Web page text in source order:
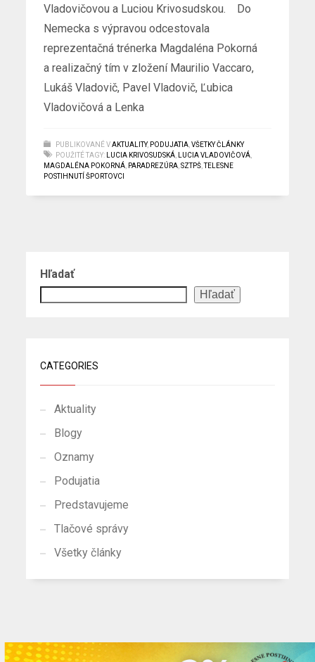
Vladovičovou a Luciou Krivosudskou. Do
Nemecka s výpravou odcestovala
reprezentačná trénerka Magdaléna Pokorná
a realizačný tím v zložení Maurilio Vaccaro,
Lukáš Vladovič, Pavel Vladovič, Ľubica
Vladovičová a Lenka
PUBLIKOVANÉ V AKTUALITY, PODUJATIA ,VŠETKY ČLÁNKY
POUŽITÉ TAGY:
LUCIA KRIVOSUDSKÁ LUCIA VLADOVIČOVÁ
MAGDALÉNA POKORNÁ PARADREZÚRA ,SZTPŠ ,TELESNE
POSTIHNUTÍ ŠPORTOVCI
Hľadať
Hľadať
CATEGORIES
Aktuality
Blogy
Oznamy
Podujatia
Predstavujeme
Tlačové správy
Všetky články